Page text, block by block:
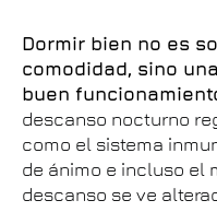
Dormir bien no es
comodidad, sino
buen
descanso nocturno
como el sistema
de ánimo e incluso el
descanso se ve